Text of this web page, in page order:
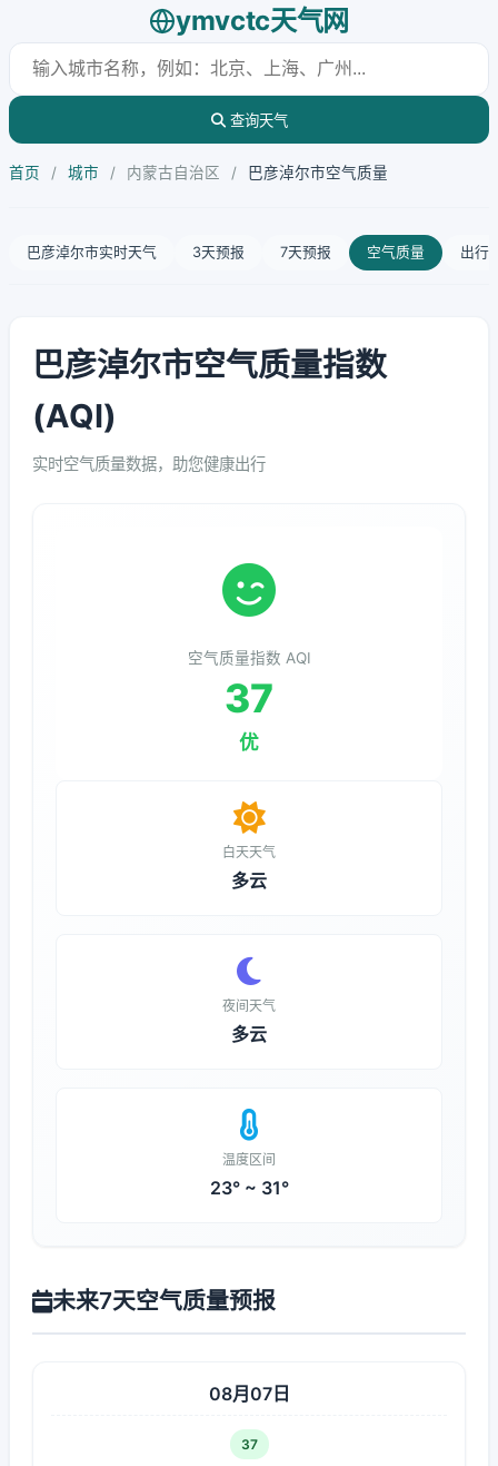
ymvctc天气网
查询天气
首页 / 城市 / 内蒙古自治区 / 巴彦淖尔市空气质量
巴彦淖尔市实时天气 3天预报 7天预报 空气质量 出行
巴彦淖尔市空气质量指数
(AQI)
实时空气质量数据，助您健康出行
空气质量指数 AQI
37
优
白天天气
多云
夜间天气
多云
温度区间
23° ~ 31°
未来7天空气质量预报
08月07日
37